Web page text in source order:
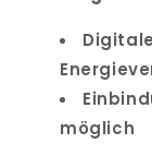
möglich